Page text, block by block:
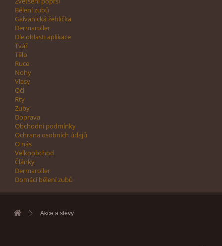
Bělení zubů
Galvanická žehlička
Dermaroller
Dle oblasti aplikace
Tvář
Tělo
Ruce
Nohy
Vlasy
Oči
Rty
Zuby
Doprava
Obchodní podmínky
Ochrana osobních údajů
O nás
Velkoobchod
Články
Dermaroller
Domácí bělení zubů
Akce a slevy